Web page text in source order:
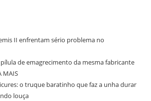
II enfrentam sério problema no
de emagrecimento da mesma fabricante
MAIS
o truque baratinho que faz a unha durar
louça